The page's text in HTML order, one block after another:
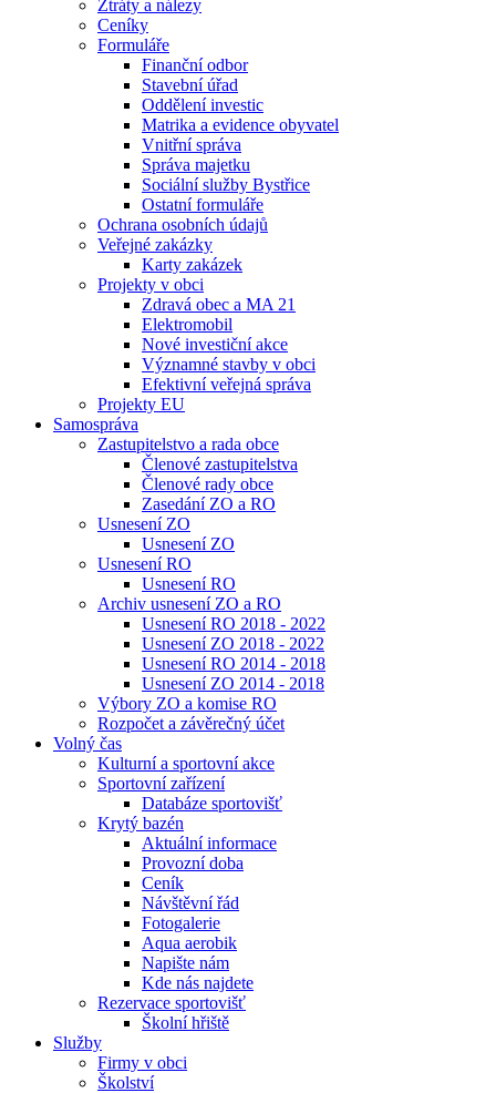
Ztráty a nálezy
Ceníky
Formuláře
Finanční odbor
Stavební úřad
Oddělení investic
Matrika a evidence obyvatel
Vnitřní správa
Správa majetku
Sociální služby Bystřice
Ostatní formuláře
Ochrana osobních údajů
Veřejné zakázky
Karty zakázek
Projekty v obci
Zdravá obec a MA 21
Elektromobil
Nové investiční akce
Významné stavby v obci
Efektivní veřejná správa
Projekty EU
Samospráva
Zastupitelstvo a rada obce
Členové zastupitelstva
Členové rady obce
Zasedání ZO a RO
Usnesení ZO
Usnesení ZO
Usnesení RO
Usnesení RO
Archiv usnesení ZO a RO
Usnesení RO 2018 - 2022
Usnesení ZO 2018 - 2022
Usnesení RO 2014 - 2018
Usnesení ZO 2014 - 2018
Výbory ZO a komise RO
Rozpočet a závěrečný účet
Volný čas
Kulturní a sportovní akce
Sportovní zařízení
Databáze sportovišť
Krytý bazén
Aktuální informace
Provozní doba
Ceník
Návštěvní řád
Fotogalerie
Aqua aerobik
Napište nám
Kde nás najdete
Rezervace sportovišť
Školní hřiště
Služby
Firmy v obci
Školství